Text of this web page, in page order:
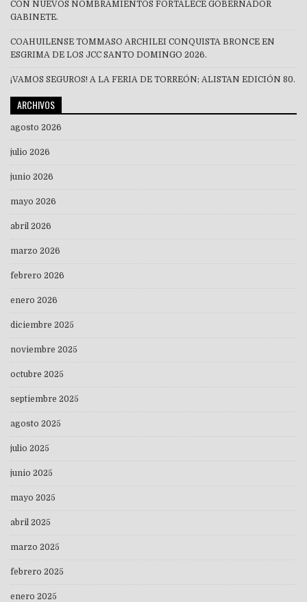
CON NUEVOS NOMBRAMIENTOS FORTALECE GOBERNADOR
GABINETE.
COAHUILENSE TOMMASO ARCHILEI CONQUISTA BRONCE EN
ESGRIMA DE LOS JCC SANTO DOMINGO 2026.
¡VAMOS SEGUROS! A LA FERIA DE TORREÓN; ALISTAN EDICIÓN 80.
ARCHIVOS
agosto 2026
julio 2026
junio 2026
mayo 2026
abril 2026
marzo 2026
febrero 2026
enero 2026
diciembre 2025
noviembre 2025
octubre 2025
septiembre 2025
agosto 2025
julio 2025
junio 2025
mayo 2025
abril 2025
marzo 2025
febrero 2025
enero 2025